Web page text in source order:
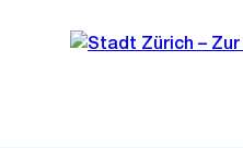
Navigation
Sprunglink